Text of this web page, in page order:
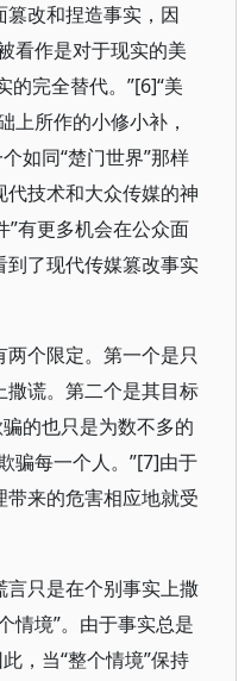
改和捏造事实，因
看作是对于现实的美
的完全替代。”[6]“美
上所作的小修小补，
如同“楚门世界”那样
技术和大众传媒的神
”有更多机会在公众面
了现代传媒篡改事实
个限定。第一个是只
撒谎。第二个是其目标
的也只是为数不多的
骗每一个人。”[7]由于
来的危害相应地就受
言只是在个别事实上撒
情境”。由于事实总是
，当“整个情境”保持